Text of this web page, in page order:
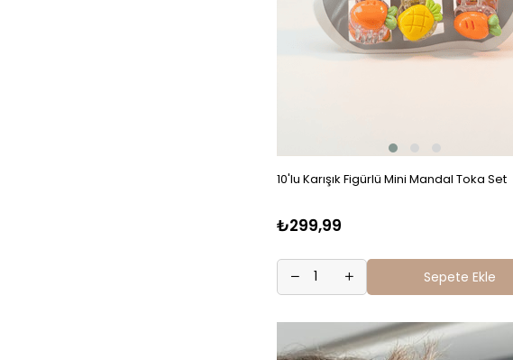
10'lu Karışık Figürlü Mini Mandal Toka Set
₺299,99
Sepete Ekle